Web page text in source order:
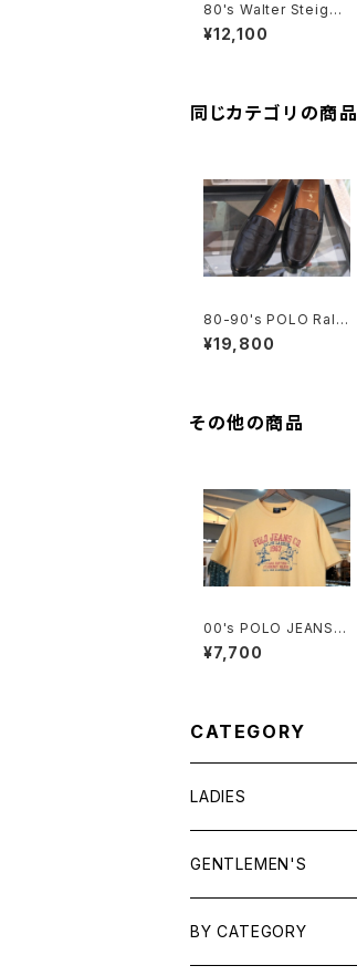
80's Walter Steiger
pink suede heeled
strap Pumps
¥12,100
同じカテゴリの商品
80-90's POLO Ralp
h Lauren penny Loa
fers made in Italy
¥19,800
その他の商品
00's POLO JEANS C
O. truck and field pr
inted Tee
¥7,700
CATEGORY
LADIES
TOPS
SHIRTS
OUTERWEAR
GENTLEMEN'S
TOPS
BY CATEGORY